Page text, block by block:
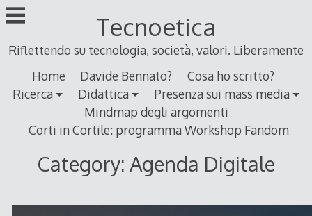
Skip
to
Tecnoetica
Riflettendo su tecnologia, società, valori. Liberamente
Home
Davide Bennato?
Cosa ho scritto?
Ricerca
Didattica
Presenza sui mass media
Mindmap degli argomenti
Corti in Cortile: programma Workshop Fandom
Category: Agenda Digitale